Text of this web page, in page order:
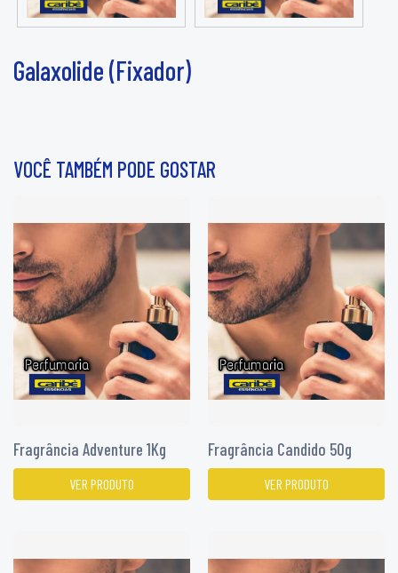
Galaxolide (Fixador)
VOCÊ TAMBÉM PODE GOSTAR
Fragrância Adventure 1Kg
VER PRODUTO
Fragrância Candido 50g
VER PRODUTO